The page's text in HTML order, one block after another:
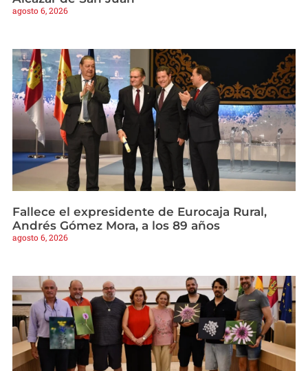
agosto 6, 2026
Fallece el expresidente de Eurocaja Rural,
Andrés Gómez Mora, a los 89 años
agosto 6, 2026